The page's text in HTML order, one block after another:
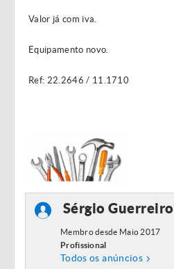
Valor já com iva.
Equipamento novo.
Ref: 22.2646 / 11.1710
Sérgio Guerreiro
Membro desde Maio 2017
Profissional
Todos os anúncios